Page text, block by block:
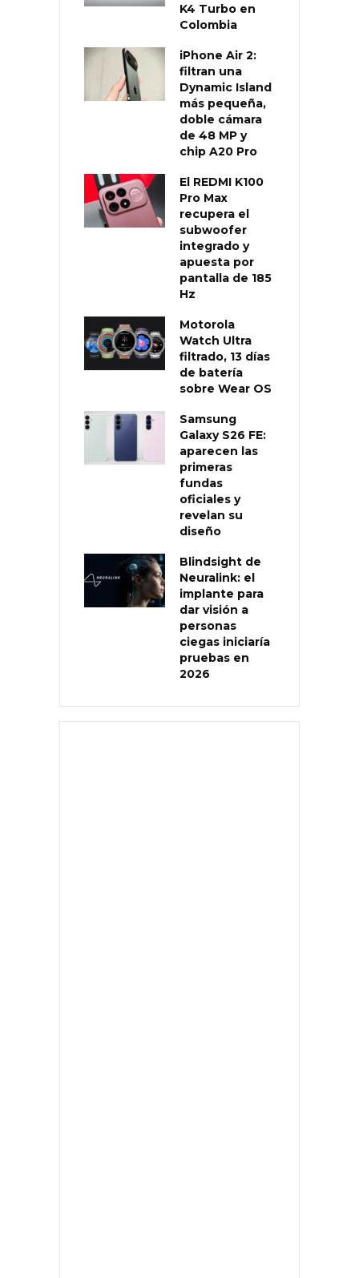
K4 Turbo en
Colombia
iPhone Air 2:
filtran una
Dynamic Island
más pequeña,
doble cámara
de 48 MP y
chip A20 Pro
El REDMI K100
Pro Max
recupera el
subwoofer
integrado y
apuesta por
pantalla de 185
Hz
Motorola
Watch Ultra
filtrado, 13 días
de batería
sobre Wear OS
Samsung
Galaxy S26 FE:
aparecen las
primeras
fundas
oficiales y
revelan su
diseño
Blindsight de
Neuralink: el
implante para
dar visión a
personas
ciegas iniciaría
pruebas en
2026